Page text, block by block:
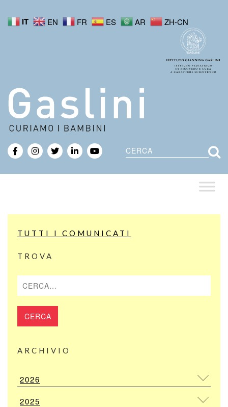
IT EN FR ES AR ZH-CN
Cerca
TUTTI I COMUNICATI
TROVA
ARCHIVIO
2026
2025